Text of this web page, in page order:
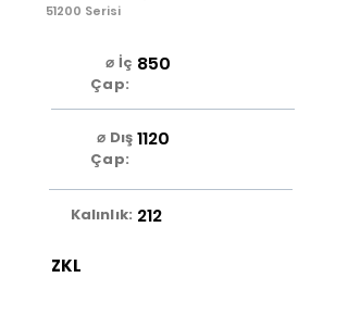
51200 Serisi
⌀ İç
Çap:
850
⌀ Dış
Çap:
1120
Kalınlık: 212
ZKL